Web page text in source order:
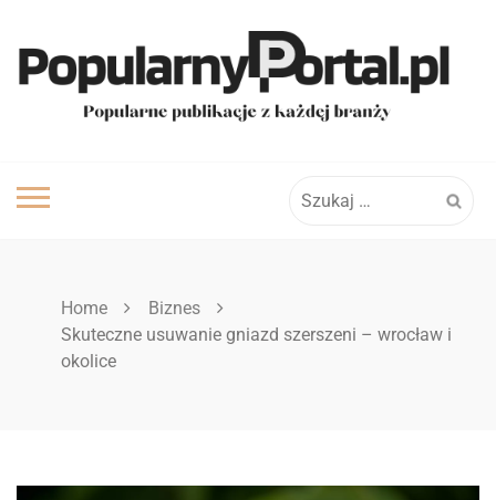
content
Home
Biznes
Skuteczne usuwanie gniazd szerszeni – wrocław i
okolice